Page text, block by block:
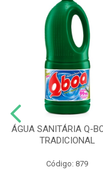
ÁGUA SANITÁRIA Q-
TRADICIONAL
Código: 879